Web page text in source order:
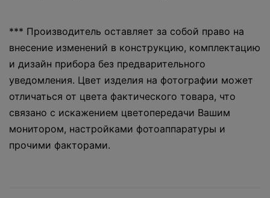
*** Производитель оставляет за собой право на
внесение изменений в конструкцию, комплектацию
и дизайн прибора без предварительного
уведомления. Цвет изделия на фотографии может
отличаться от цвета фактического товара, что
связано с искажением цветопередачи Вашим
монитором, настройками фотоаппаратуры и
прочими факторами.